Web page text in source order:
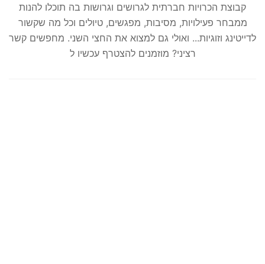
קבוצת הכרויות חברתית לגרושים וגרושות בה תוכלו להנות
ממבחר פעילויות, מסיבות, מפגשים, טיולים וכל מה שקשור
לדייטינג וזוגיות... ואולי גם למצוא את החצי השני. מחפשים קשר
רציני? מוזמנים להצטרף עכשיו ל